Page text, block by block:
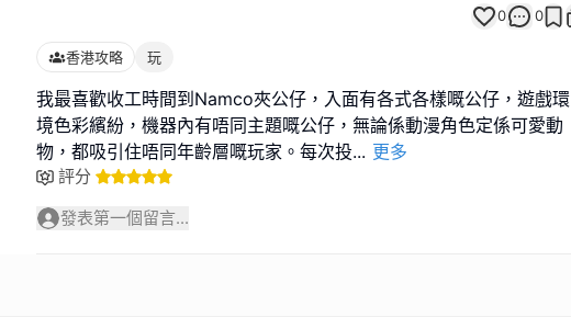
0 0
香港攻略 玩
我最喜歡收工時間到Namco夾公仔，入面有各式各樣嘅公仔，遊戲環
境色彩繽紛，機器內有唔同主題嘅公仔，無論係動漫角色定係可愛動
物，都吸引住唔同年齡層嘅玩家。每次投... 更多
評分
發表第一個留言...